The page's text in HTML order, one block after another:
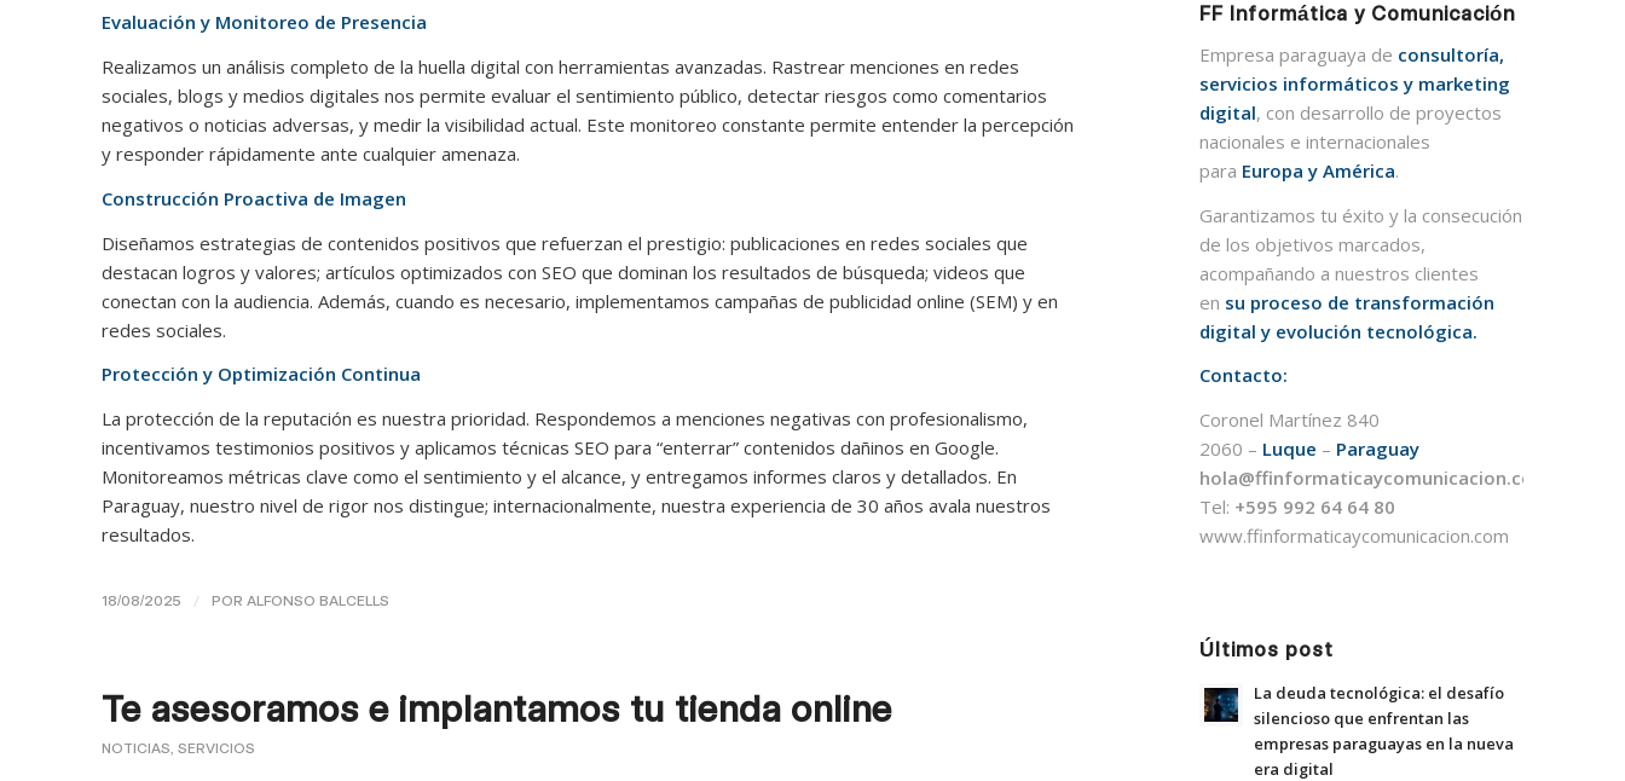
Evaluación y Monitoreo de Presencia
Realizamos un análisis completo de la huella digital con herramientas avanzadas. Rastrear menciones en redes
sociales, blogs y medios digitales nos permite evaluar el sentimiento público, detectar riesgos como comentarios
negativos o noticias adversas, y medir la visibilidad actual. Este monitoreo constante permite entender la percepción
y responder rápidamente ante cualquier amenaza.
Construcción Proactiva de Imagen
Diseñamos estrategias de contenidos positivos que refuerzan el prestigio: publicaciones en redes sociales que
destacan logros y valores; artículos optimizados con SEO que dominan los resultados de búsqueda; videos que
conectan con la audiencia. Además, cuando es necesario, implementamos campañas de publicidad online (SEM) y en
redes sociales.
Protección y Optimización Continua
La protección de la reputación es nuestra prioridad. Respondemos a menciones negativas con profesionalismo,
incentivamos testimonios positivos y aplicamos técnicas SEO para “enterrar” contenidos dañinos en Google.
Monitoreamos métricas clave como el sentimiento y el alcance, y entregamos informes claros y detallados. En
Paraguay, nuestro nivel de rigor nos distingue; internacionalmente, nuestra experiencia de 30 años avala nuestros
resultados.
18/08/2025 / POR ALFONSO BALCELLS
Te asesoramos e implantamos tu tienda online
NOTICIAS SERVICIOS
FF Informática y Comunicación
Empresa paraguaya de consultoría,
servicios informáticos y marketing
digital, con desarrollo de proyectos
nacionales e internacionales
para Europa y América.
Garantizamos tu éxito y la consecución
de los objetivos marcados,
acompañando a nuestros clientes
en su proceso de transformación
digital y evolución tecnológica.
Contacto:
Coronel Martínez 840
2060 – Luque – Paraguay
hola@ffinformaticaycomunicacion.com
Tel: +595 992 64 64 80
www.ffinformaticaycomunicacion.com
Últimos post
La deuda tecnológica: el desafío
silencioso que enfrentan las
empresas paraguayas en la nueva
era digital